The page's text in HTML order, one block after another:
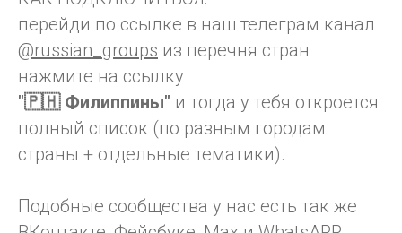
перейди по ссылке в наш телеграм канал
@russian_groups из перечня стран
нажмите на ссылку
"🇵🇭 Филиппины" и тогда у тебя откроется
полный список (по разным городам
страны + отдельные тематики).
Подобные сообщества у нас есть так же